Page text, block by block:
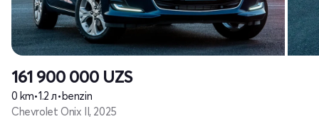
161 900 000 UZS
0 km•1.2 л•benzin
Chevrolet Onix II, 2025